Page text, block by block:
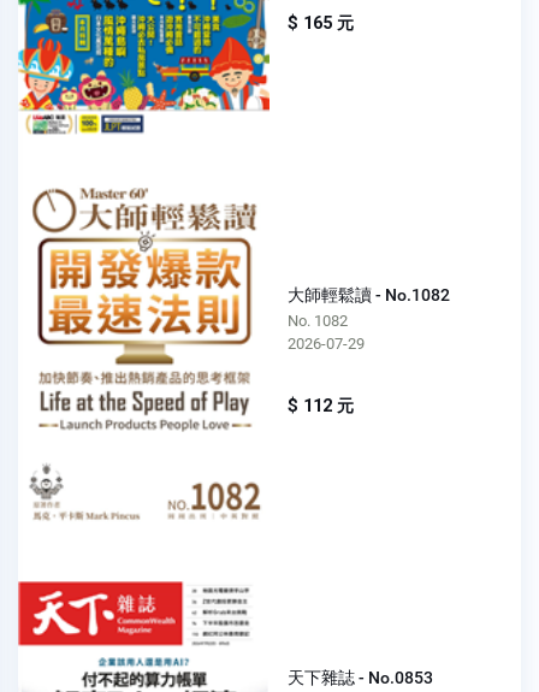
$ 165 元
大師輕鬆讀 - No.1082
No. 1082
2026-07-29
$ 112 元
天下雜誌 - No.0853